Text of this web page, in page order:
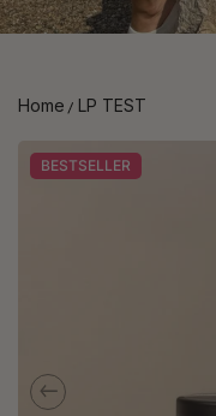
Home LP TEST
BESTSELLER